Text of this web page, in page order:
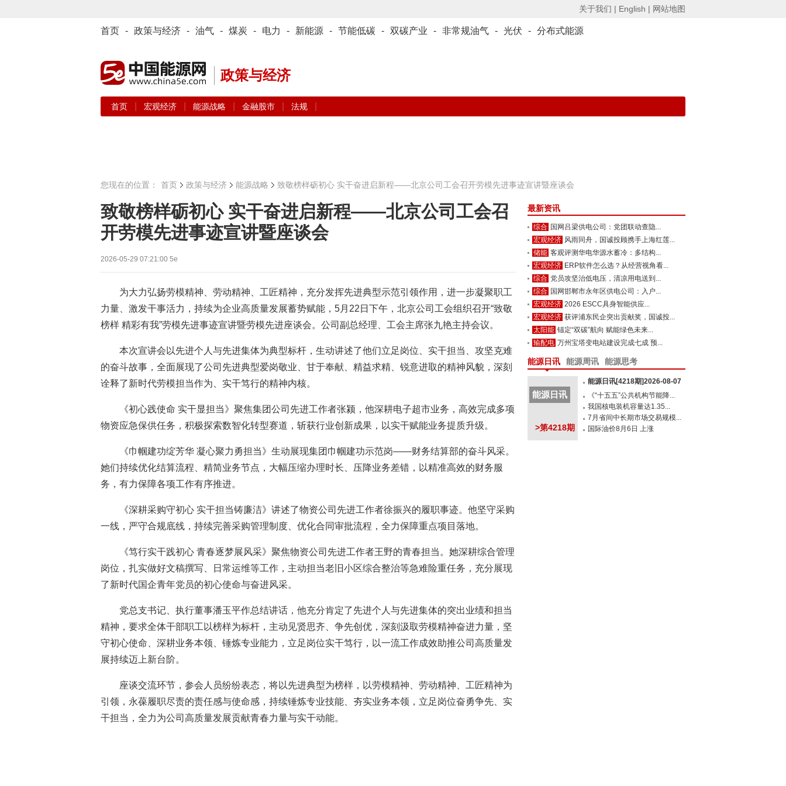
关于我们 | English | 网站地图
首页 - 政策与经济 - 油气 - 煤炭 - 电力 - 新能源 - 节能低碳 - 双碳产业 - 非常规油气 - 光伏 - 分布式能源
政策与经济
首页 宏观经济 能源战略 金融股市 法规
您现在的位置： 首页 政策与经济 能源战略 致敬榜样砺初心 实干奋进启新程——北京公司工会召开劳模先进事迹宣讲暨座谈会
致敬榜样砺初心 实干奋进启新程——北京公司工会召
开劳模先进事迹宣讲暨座谈会
2026-05-29 07:21:00 5e
为大力弘扬劳模精神、劳动精神、工匠精神，充分发挥先进典型示范引领作用，进一步凝聚职工
力量、激发干事活力，持续为企业高质量发展蓄势赋能，5月22日下午，北京公司工会组织召开“致敬
榜样 精彩有我”劳模先进事迹宣讲暨劳模先进座谈会。公司副总经理、工会主席张九艳主持会议。
本次宣讲会以先进个人与先进集体为典型标杆，生动讲述了他们立足岗位、实干担当、攻坚克难
的奋斗故事，全面展现了公司先进典型爱岗敬业、甘于奉献、精益求精、锐意进取的精神风貌，深刻
诠释了新时代劳模担当作为、实干笃行的精神内核。
《初心践使命 实干显担当》聚焦集团公司先进工作者张颍，他深耕电子超市业务，高效完成多项
物资应急保供任务，积极探索数智化转型赛道，斩获行业创新成果，以实干赋能业务提质升级。
《巾帼建功绽芳华 凝心聚力勇担当》生动展现集团巾帼建功示范岗——财务结算部的奋斗风采。
她们持续优化结算流程、精简业务节点，大幅压缩办理时长、压降业务差错，以精准高效的财务服
务，有力保障各项工作有序推进。
《深耕采购守初心 实干担当铸廉洁》讲述了物资公司先进工作者徐振兴的履职事迹。他坚守采购
一线，严守合规底线，持续完善采购管理制度、优化合同审批流程，全力保障重点项目落地。
《笃行实干践初心 青春逐梦展风采》聚焦物资公司先进工作者王野的青春担当。她深耕综合管理
岗位，扎实做好文稿撰写、日常运维等工作，主动担当老旧小区综合整治等急难险重任务，充分展现
了新时代国企青年党员的初心使命与奋进风采。
党总支书记、执行董事潘玉平作总结讲话，他充分肯定了先进个人与先进集体的突出业绩和担当
精神，要求全体干部职工以榜样为标杆，主动见贤思齐、争先创优，深刻汲取劳模精神奋进力量，坚
守初心使命、深耕业务本领、锤炼专业能力，立足岗位实干笃行，以一流工作成效助推公司高质量发
展持续迈上新台阶。
座谈交流环节，参会人员纷纷表态，将以先进典型为榜样，以劳模精神、劳动精神、工匠精神为
引领，永葆履职尽责的责任感与使命感，持续锤炼专业技能、夯实业务本领，立足岗位奋勇争先、实
干担当，全力为公司高质量发展贡献青春力量与实干动能。
最新资讯
综合 国网吕梁供电公司：党团联动查隐...
宏观经济 风雨同舟，国诚投顾携手上海红莲...
储能 客观评测华电华源水蓄冷：多结构...
宏观经济 ERP软件怎么选？从经营视角看...
综合 党员攻坚治低电压，清凉用电送到...
综合 国网邯郸市永年区供电公司：入户...
宏观经济 2026 ESCC具身智能供应...
宏观经济 获评浦东民企突出贡献奖，国诚投...
太阳能 锚定“双碳”航向 赋能绿色未来...
输配电 万州宝塔变电站建设完成七成 预...
能源日讯 能源周讯 能源思考
能源日讯
>第4218期
能源日讯[4218期]2026-08-07
《“十五五”公共机构节能降...
我国核电装机容量达1.35...
7月省间中长期市场交易规模...
国际油价8月6日 上涨